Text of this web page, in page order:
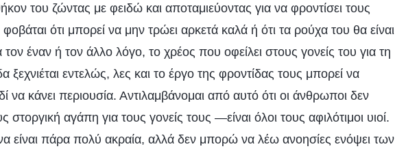
του ζώντας με φειδώ και αποταμιεύοντας για να φροντίσει τους
φοβάται ότι μπορεί να μην τρώει αρκετά καλά ή ότι τα ρούχα του θα είναι
έναν ή τον άλλο λόγο, το χρέος που οφείλει στους γονείς του για τη
ξεχνιέται εντελώς, λες και το έργο της φροντίδας τους μπορεί να
να κάνει περιουσία. Αντιλαμβάνομαι από αυτό ότι οι άνθρωποι δεν
στοργική αγάπη για τους γονείς τους —είναι όλοι τους αφιλότιμοι υιοί.
πάρα πολύ ακραία, αλλά δεν μπορώ να λέω ανοησίες ενόψει των